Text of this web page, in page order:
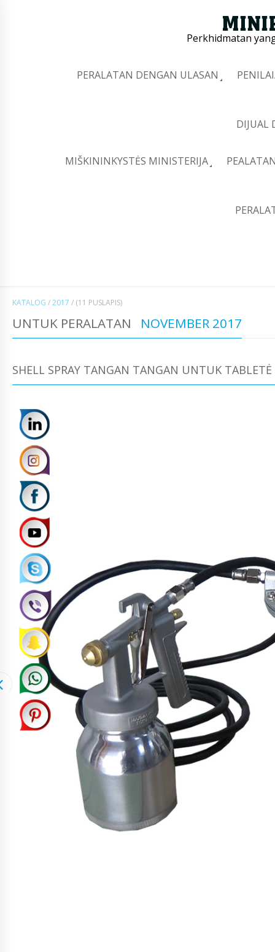
Perkhidmatan
PERALATAN DENGAN ULASAN
DIJUAL
MIŠKININKYSTĖS MINISTERIJA
KATALOG /2017 / (11 PUSLAPIS)
UNTUK PERALATAN NOVEMBER 2017
SHELL SPRAY TANGAN TANGAN UNTUK